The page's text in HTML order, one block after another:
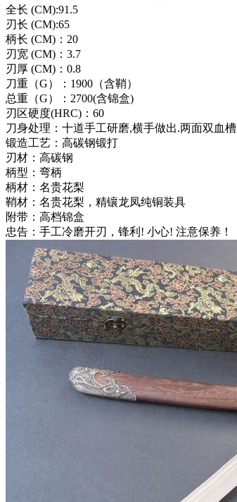
全长 (CM):91.5
刃长 (CM):65
柄长 (CM)：20
刃宽 (CM)：3.7
刃厚 (CM)：0.8
刀重（G）：1900（含鞘）
总重（G）：2700(含锦盒)
刃区硬度(HRC)：60
刀身处理：十道手工研磨,横手做出.两面双血槽
锻造工艺：高碳钢锻打
刃材：高碳钢
柄型：弯柄
柄材：名贵花梨
鞘材：名贵花梨，精镶龙凤纯铜装具
附带：高档锦盒
忠告：手工冷磨开刃，锋利! 小心! 注意保养！